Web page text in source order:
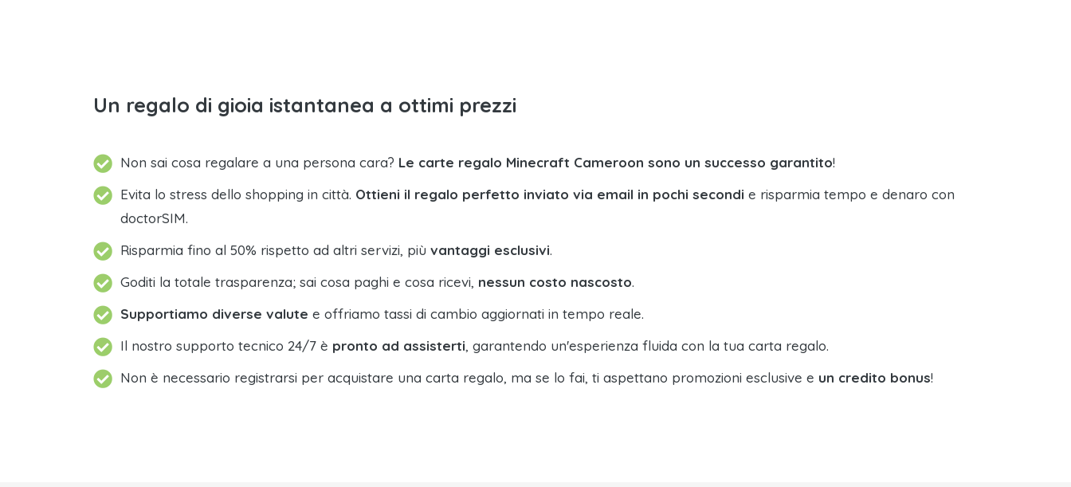
Un regalo di gioia istantanea a ottimi prezzi
Non sai cosa regalare a una persona cara? Le carte regalo Minecraft Cameroon sono un successo garantito!
Evita lo stress dello shopping in città. Ottieni il regalo perfetto inviato via email in pochi secondi e risparmia tempo e denaro con
doctorSIM.
Risparmia fino al 50% rispetto ad altri servizi, più vantaggi esclusivi.
Goditi la totale trasparenza; sai cosa paghi e cosa ricevi, nessun costo nascosto.
Supportiamo diverse valute e offriamo tassi di cambio aggiornati in tempo reale.
Il nostro supporto tecnico 24/7 è pronto ad assisterti, garantendo un'esperienza fluida con la tua carta regalo.
Non è necessario registrarsi per acquistare una carta regalo, ma se lo fai, ti aspettano promozioni esclusive e un credito bonus!